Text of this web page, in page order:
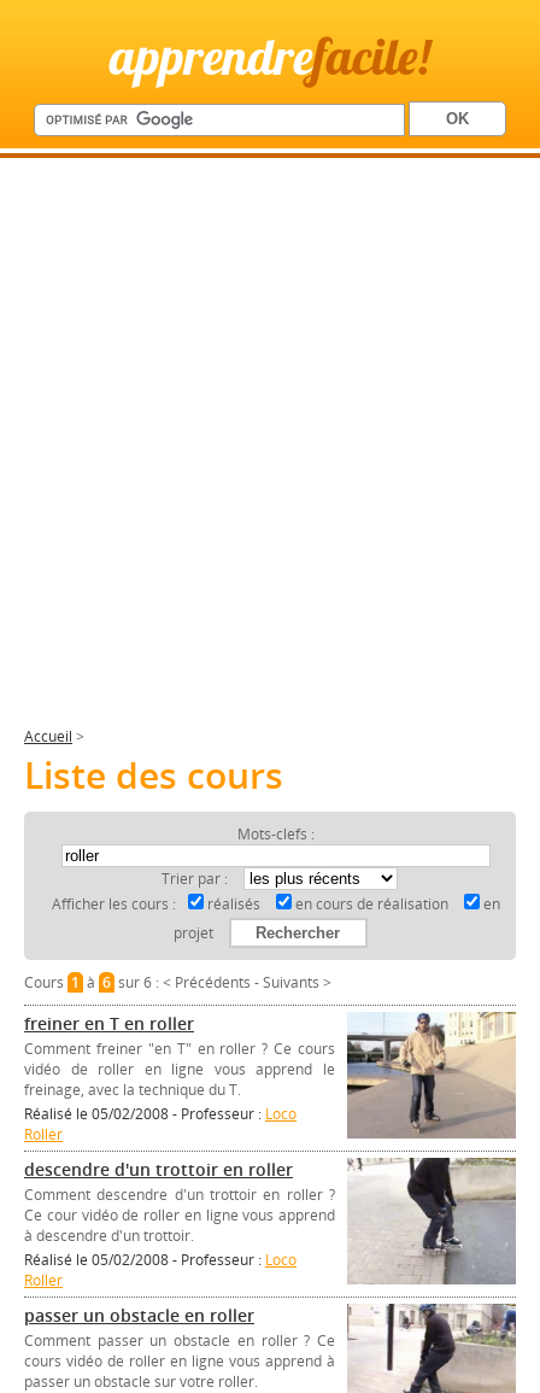
apprendrefacile!
Accueil >
Liste des cours
Mots-clefs :
Trier par :
Afficher les cours :
réalisés en cours de réalisation
en
projet
Cours 1à 6sur 6 :< Précédents -Suivants >
freiner en T en roller
Comment freiner "en T" en roller ? Ce cours
vidéo de roller en ligne vous apprend le
freinage, avec la technique du T.
Réalisé le 05/02/2008 - Professeur : Loco
Roller
descendre d'un trottoir en roller
Comment descendre d'un trottoir en roller ?
Ce cour vidéo de roller en ligne vous apprend
à descendre d'un trottoir.
Réalisé le 05/02/2008 - Professeur : Loco
Roller
passer un obstacle en roller
Comment passer un obstacle en roller ? Ce
cours vidéo de roller en ligne vous apprend à
passer un obstacle sur votre roller.